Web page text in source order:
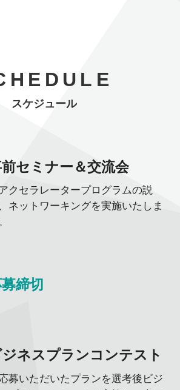
スケジュール
スケジュール
セミナー＆交流会
クセラレータープログラムの説
ネットワーキングを実施いたしま
締切
ジネスプランコンテスト
募いただいたプランを選考後ビジ